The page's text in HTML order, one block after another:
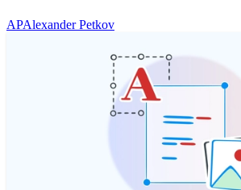
APAlexander Petkov